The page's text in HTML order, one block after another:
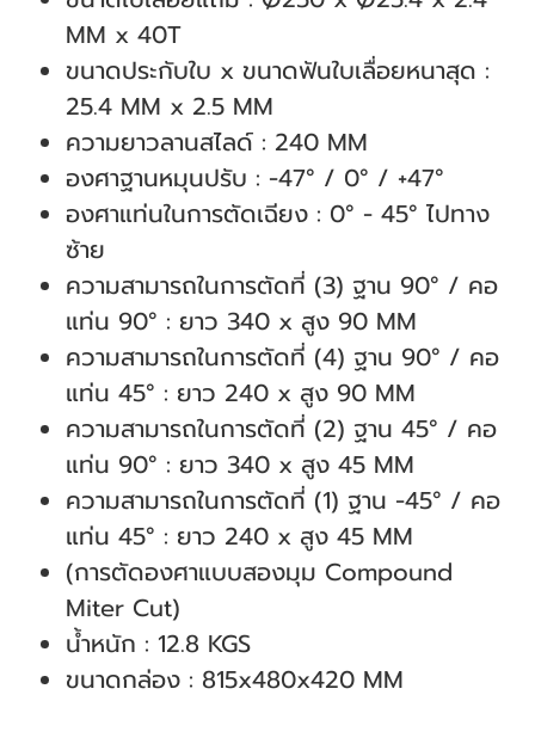
MM x 40T
ขนาดประกับใบ x ขนาดฟันใบเลื่อยหนาสุด :
25.4 MM x 2.5 MM
ความยาวลานสไลด์ : 240 MM
องศาฐานหมุนปรับ : -47° / 0° / +47°
องศาแท่นในการตัดเฉียง : 0° - 45° ไปทาง
ซ้าย
ความสามารถในการตัดที่ (3) ฐาน 90° / คอ
แท่น 90° : ยาว 340 x สูง 90 MM
ความสามารถในการตัดที่ (4) ฐาน 90° / คอ
แท่น 45° : ยาว 240 x สูง 90 MM
ความสามารถในการตัดที่ (2) ฐาน 45° / คอ
แท่น 90° : ยาว 340 x สูง 45 MM
ความสามารถในการตัดที่ (1) ฐาน -45° / คอ
แท่น 45° : ยาว 240 x สูง 45 MM
(การตัดองศาแบบสองมุม Compound
Miter Cut)
น้ำหนัก : 12.8 KGS
ขนาดกล่อง : 815x480x420 MM